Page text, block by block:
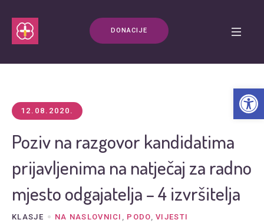
DONACIJE
12.08.2020.
Poziv na razgovor kandidatima
prijavljenima na natječaj za radno
mjesto odgajatelja – 4 izvršitelja
KLASJE NA NASLOVNICI , PODO,VIJESTI